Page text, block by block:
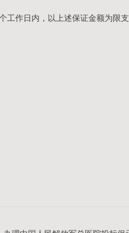
作日内，以上述保证金额为限支